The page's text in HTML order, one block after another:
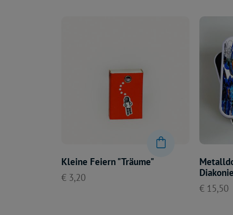
Kleine Feiern "Träume"
€ 3,20
€ 15,50